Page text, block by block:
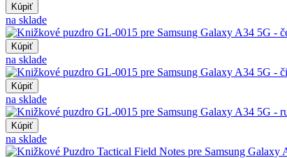
Kúpiť
na sklade
Kúpiť
na sklade
Kúpiť
na sklade
Kúpiť
na sklade